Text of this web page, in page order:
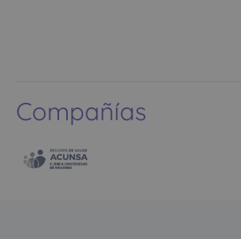
Compañías